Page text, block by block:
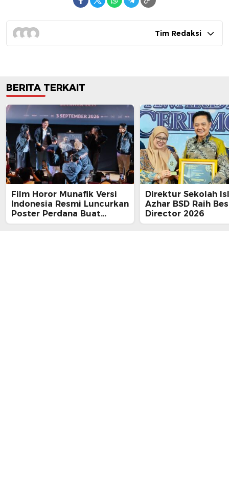
Tim Redaksi
BERITA TERKAIT
Film Horor Munafik Versi
Indonesia Resmi Luncurkan
Poster Perdana Buat
Kesan Spiritual Religi
Direktur Sekolah
Azhar BSD Raih
Director 2026